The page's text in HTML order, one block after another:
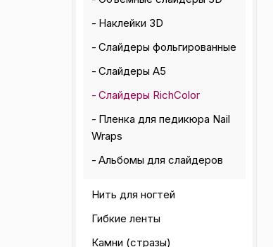
Наклейки 3D
Слайдеры фольгированные
Слайдеры А5
Слайдеры RichColor
Пленка для педикюра Nail
Wraps
Альбомы для слайдеров
Нить для ногтей
Гибкие ленты
Камни (стразы)